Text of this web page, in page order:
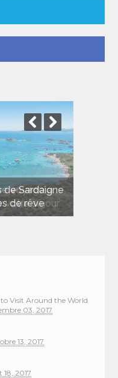
de Sardaigne
de rêve
Visit Around the World
03, 2017
13, 2017
18, 2017